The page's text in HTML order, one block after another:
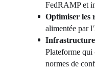
FedRAMP et
Optimiser les
alimentée par
Plateforme qui
normes de